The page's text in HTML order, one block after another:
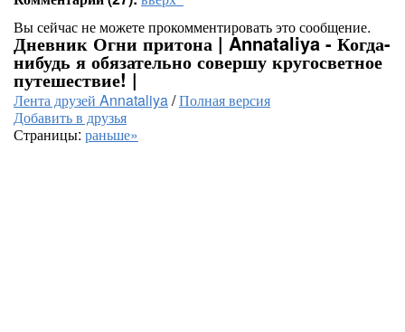
Вы сейчас не можете прокомментировать это сообщение.
Дневник Огни притона | Annataliya - Когда-
нибудь я обязательно совершу кругосветное
путешествие! |
Лента друзей Annataliya/Полная версия
Добавить в друзья
Страницы: раньше»